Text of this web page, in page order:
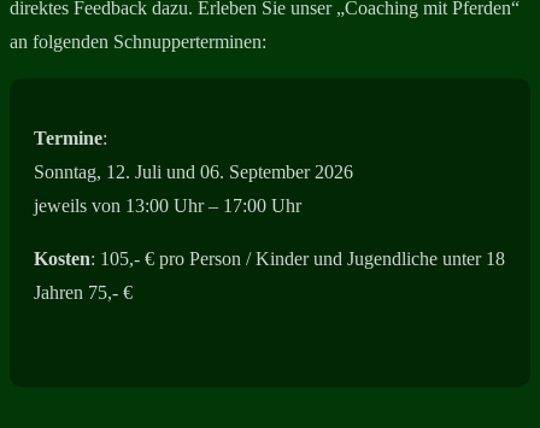
direktes Feedback dazu. Erleben Sie unser „Coaching mit Pferden“
an folgenden Schnupperterminen:
Termine:
Sonntag, 12. Juli und 06. September 2026
jeweils von 13:00 Uhr – 17:00 Uhr
Kosten: 105,- € pro Person / Kinder und Jugendliche unter 18
Jahren 75,- €